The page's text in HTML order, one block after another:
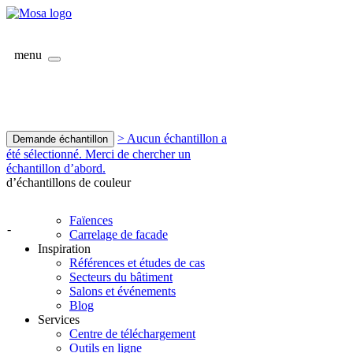
menu
Demande échantillon
> Aucun échantillon a
été sélectionné. Merci de chercher un
échantillon d’abord.
d’échantillons de couleur
-
Faïences
Carrelage de facade
Inspiration
Références et études de cas
Secteurs du bâtiment
Salons et événements
Blog
Services
Centre de téléchargement
Outils en ligne